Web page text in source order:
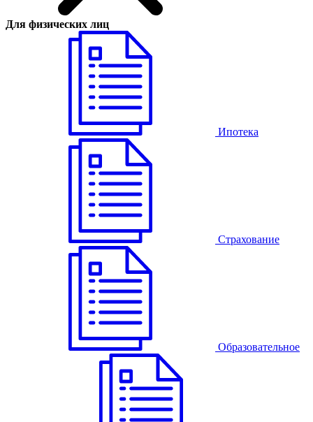
Для физических лиц
Ипотека
Страхование
Образовательное